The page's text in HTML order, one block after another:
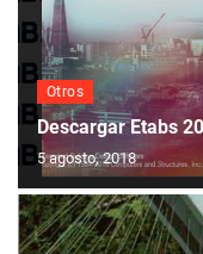
Otros
Descargar Etabs
5 agosto, 2018